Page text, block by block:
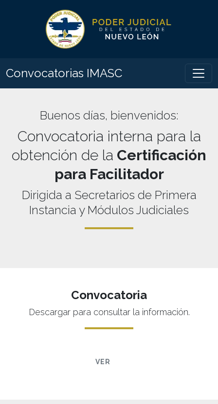
Convocatorias IMASC
Buenos días, bienvenidos:
Convocatoria interna para la
obtención de la Certificación
para Facilitador
Dirigida a Secretarios de Primera
Instancia y Módulos Judiciales
Convocatoria
Descargar para consultar la información.
VER